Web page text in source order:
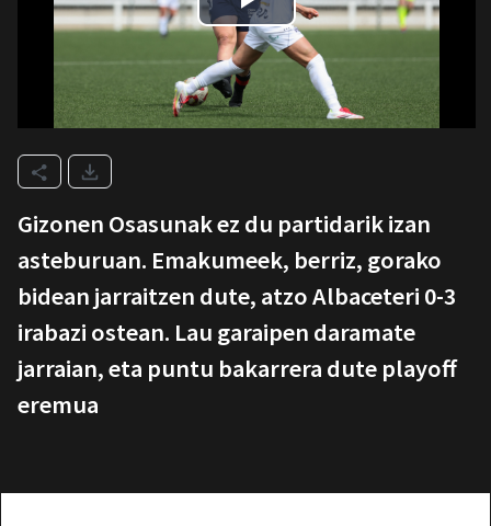
Gizonen Osasunak ez du partidarik izan
asteburuan. Emakumeek, berriz, gorako
bidean jarraitzen dute, atzo Albaceteri 0-3
irabazi ostean. Lau garaipen daramate
jarraian, eta puntu bakarrera dute playoff
eremua